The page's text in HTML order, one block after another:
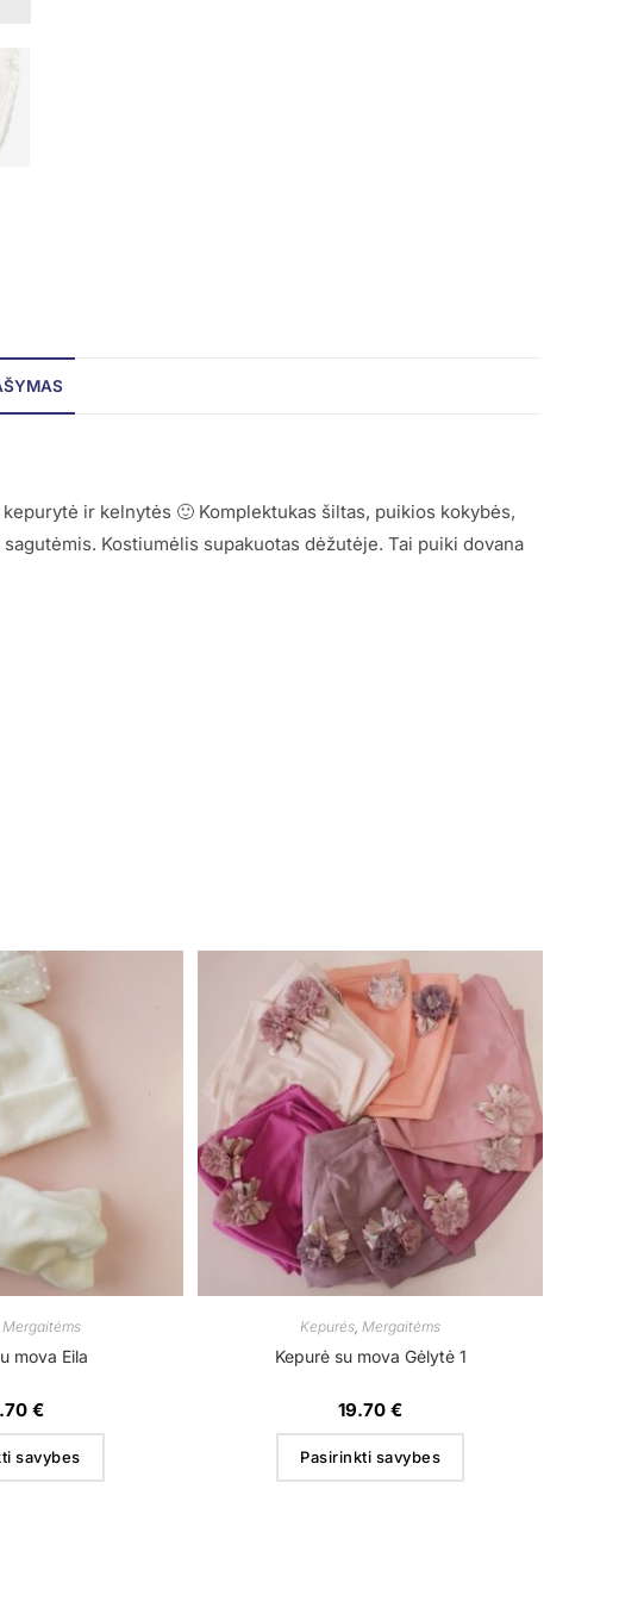
ir kelnytės 🙂 Komplektukas šiltas, puikios kokybės,
Kostiumėlis supakuotas dėžutėje. Tai puiki dovana
Mergaitėms
mova Eila
€
savybes
Kepurės,Mergaitėms
Kepurė su mova Gėlytė 1
19.70€
Pasirinkti savybes